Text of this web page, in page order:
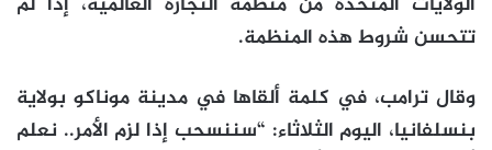
تتحسن شروط هذه المنظمة.
وقال ترامب، في كلمة ألقاها في مدينة موناكو بولاية
بنسلفانيا، اليوم الثلاثاء: “سننسحب إذا لزم الأمر.. نعلم